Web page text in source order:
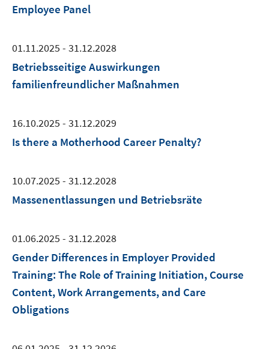
Employee Panel
01.11.2025 - 31.12.2028
Betriebsseitige Auswirkungen
familienfreundlicher Maßnahmen
16.10.2025 - 31.12.2029
Is there a Motherhood Career Penalty?
10.07.2025 - 31.12.2028
Massenentlassungen und Betriebsräte
01.06.2025 - 31.12.2028
Gender Differences in Employer Provided
Training: The Role of Training Initiation, Course
Content, Work Arrangements, and Care
Obligations